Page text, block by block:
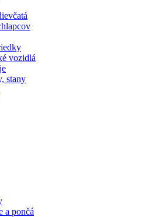
vozidlá
stany
a pončá